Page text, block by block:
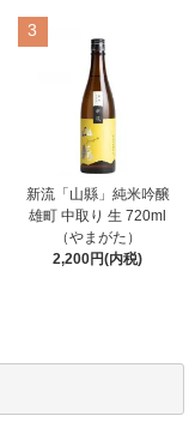
3
新流「山縣」純米吟醸
雄町 中取り 生 720ml
（やまがた）
2,200円(内税)